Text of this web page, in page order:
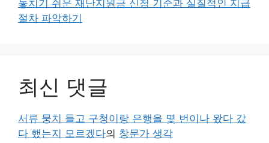
놓치기 쉬운 재난지원금 신청 기준과 실질적인 지급
절차 파악하기
최신 댓글
서류 뭉치 들고 구청이랑 은행을 몇 번이나 왔다 갔
다 했는지 모르겠다의 창문가 생각